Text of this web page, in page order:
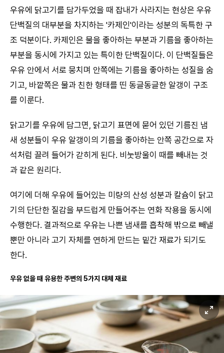
우유에 닭고기를 담가두었을 때 잡내가 사라지는 현상은 우유
단백질의 대부분을 차지하는 '카제인'이라는 성분의 독특한 구
조 덕분이다. 카제인은 물을 좋아하는 부분과 기름을 좋아하는
부분을 동시에 가지고 있는 특이한 단백질이다. 이 단백질들은
우유 안에서 서로 뭉치며 안쪽에는 기름을 좋아하는 성질을 숨
기고, 바깥쪽은 물과 친한 형태를 띤 동글동글한 알갱이 구조
를 이룬다.
닭고기를 우유에 담그면, 닭고기 표면에 묻어 있던 기름진 냄
새 성분들이 우유 알갱이의 기름을 좋아하는 안쪽 공간으로 자
석처럼 끌려 들어가 갇히게 된다. 비눗방울이 때를 빼내는 것
과 같은 원리다.
여기에 더해 우유에 들어있는 미량의 산성 성분과 칼슘이 닭고
기의 단단한 질감을 부드럽게 만들어주는 연화 작용을 동시에
수행한다. 결과적으로 우유는 나쁜 냄새를 흡착해 밖으로 빼낼
뿐만 아니라 고기 자체를 연하게 만드는 밑간 재료가 되기도
한다.
우유 없을 때 유용한 주변의 5가지 대체 재료